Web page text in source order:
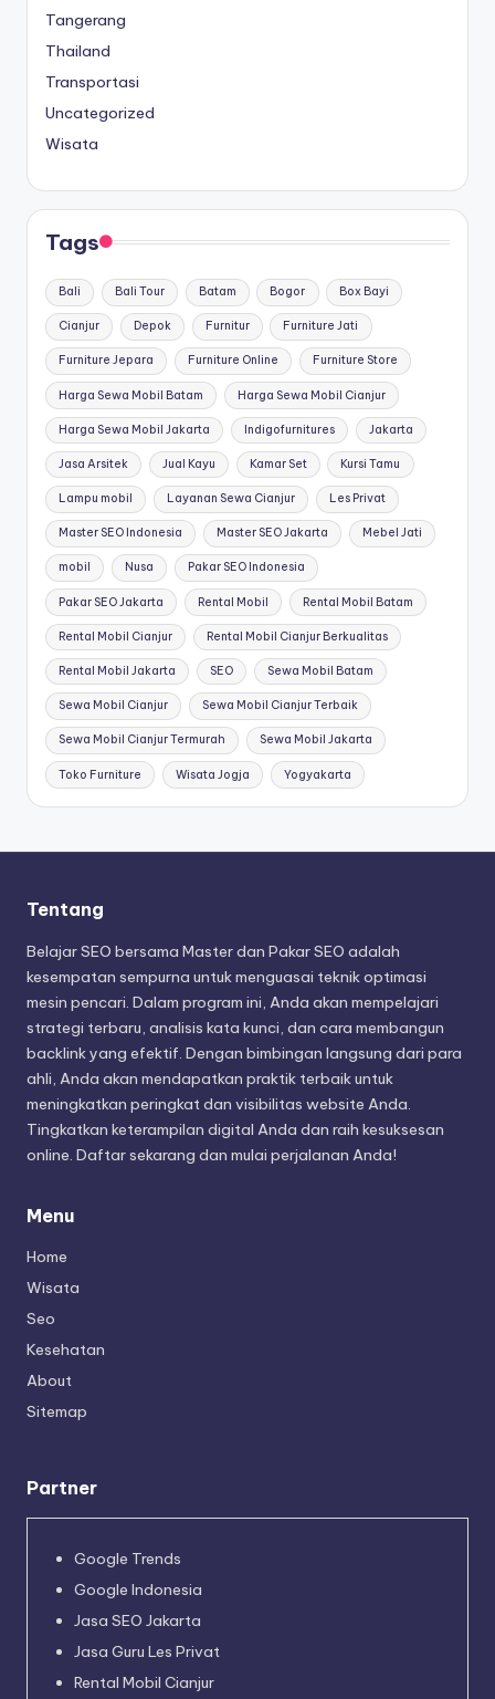
Tangerang
Thailand
Transportasi
Uncategorized
Wisata
Tags
Bali Bali Tour Batam Bogor Box Bayi
Cianjur Depok Furnitur Furniture Jati
Furniture Jepara Furniture Online Furniture Store
Harga Sewa Mobil Batam Harga Sewa Mobil Cianjur
Harga Sewa Mobil Jakarta Indigofurnitures Jakarta
Jasa Arsitek Jual Kayu Kamar Set Kursi Tamu
Lampu mobil Layanan Sewa Cianjur Les Privat
Master SEO Indonesia Master SEO Jakarta Mebel Jati
mobil Nusa Pakar SEO Indonesia
Pakar SEO Jakarta Rental Mobil Rental Mobil Batam
Rental Mobil Cianjur Rental Mobil Cianjur Berkualitas
Rental Mobil Jakarta SEO Sewa Mobil Batam
Sewa Mobil Cianjur Sewa Mobil Cianjur Terbaik
Sewa Mobil Cianjur Termurah Sewa Mobil Jakarta
Toko Furniture Wisata Jogja Yogyakarta
Tentang
Belajar SEO bersama Master dan Pakar SEO adalah
kesempatan sempurna untuk menguasai teknik optimasi
mesin pencari. Dalam program ini, Anda akan mempelajari
strategi terbaru, analisis kata kunci, dan cara membangun
backlink yang efektif. Dengan bimbingan langsung dari para
ahli, Anda akan mendapatkan praktik terbaik untuk
meningkatkan peringkat dan visibilitas website Anda.
Tingkatkan keterampilan digital Anda dan raih kesuksesan
online. Daftar sekarang dan mulai perjalanan Anda!
Menu
Home
Wisata
Seo
Kesehatan
About
Sitemap
Partner
Google Trends
Google Indonesia
Jasa SEO Jakarta
Jasa Guru Les Privat
Rental Mobil Cianjur